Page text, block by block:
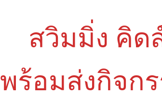
สวิมมิ่ง คิด
พร้อมส่งกิจก